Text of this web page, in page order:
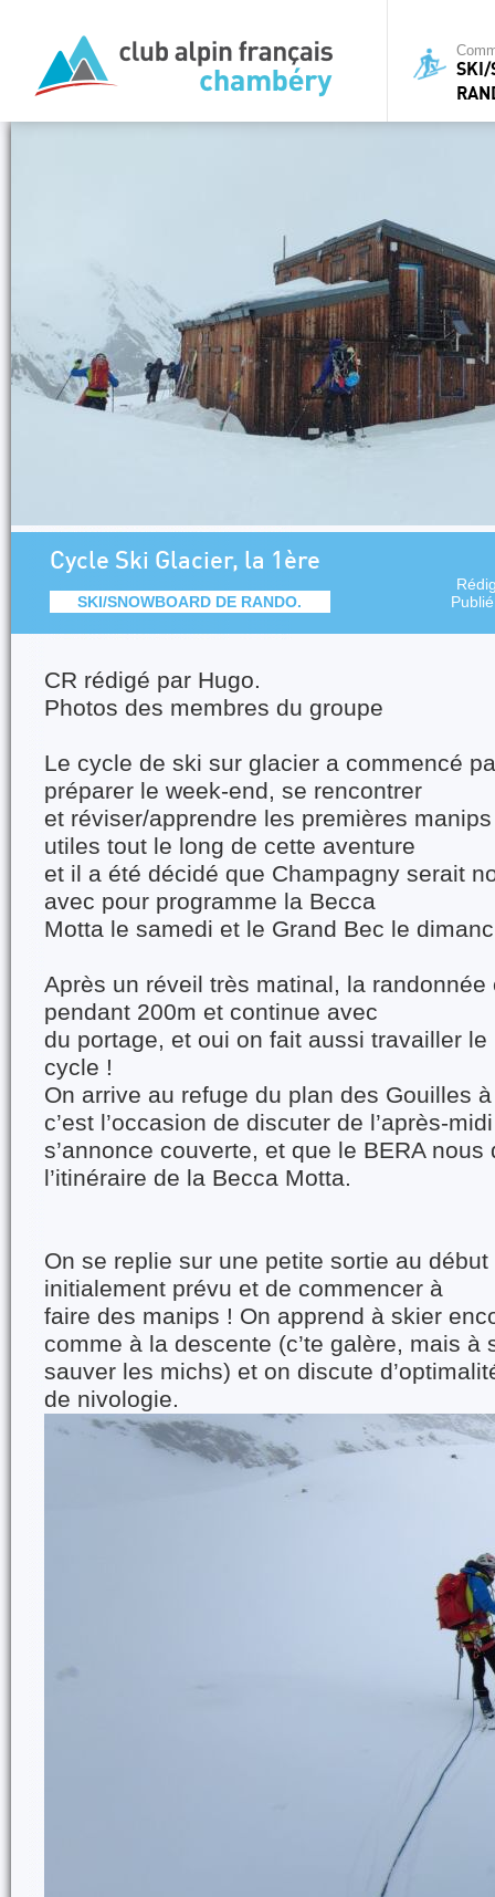
SKI/
Cycle Ski Glacier, la 1ère
SKI/SNOWBOARD DE RANDO.
CR rédigé par Hugo.
Photos des membres du groupe
Le cycle de ski sur glacier a commencé
préparer le week-end, se rencontrer
et réviser/apprendre les premières
utiles tout le long de cette aventure
et il a été décidé que Champagny serait
avec pour programme la Becca
Motta le samedi et le Grand Bec le
Après un réveil très matinal, la
pendant 200m et continue avec
du portage, et oui on fait aussi travailler
cycle !
On arrive au refuge du plan des Gouilles
c’est l’occasion de discuter de l’après-
s’annonce couverte, et que le BERA nous
l’itinéraire de la Becca Motta.
On se replie sur une petite sortie au début
initialement prévu et de commencer à
faire des manips ! On apprend à skier
comme à la descente (c’te galère, mais à
sauver les michs) et on discute
de nivologie.